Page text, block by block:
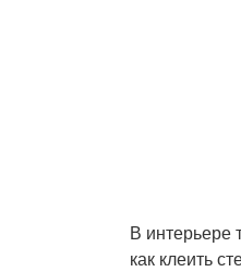
В интерьере
как клеить